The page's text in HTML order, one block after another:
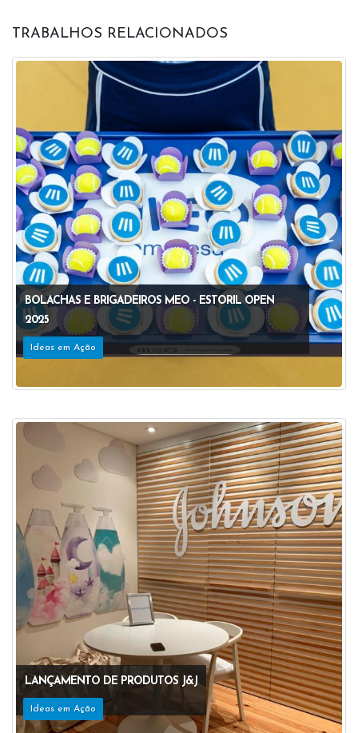
TRABALHOS RELACIONADOS
BOLACHAS E BRIGADEIROS MEO - ESTORIL OPEN
2025
Ideas em Ação
LANÇAMENTO DE PRODUTOS J&J
Ideas em Ação